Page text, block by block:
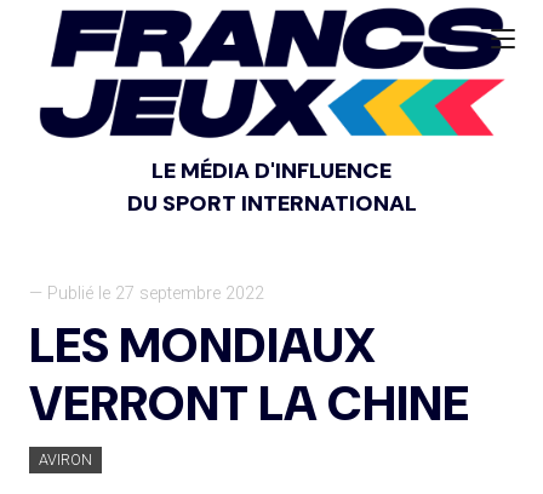
LE MÉDIA D'INFLUENCE
DU SPORT INTERNATIONAL
— Publié le 27 septembre 2022
LES MONDIAUX
VERRONT LA CHINE
AVIRON